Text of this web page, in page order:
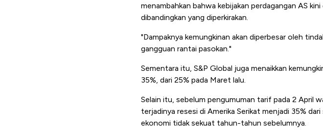
menambahkan bahwa kebijakan perdagangan AS
dibandingkan yang diperkirakan.
"Dampaknya kemungkinan akan diperbesar oleh
gangguan rantai pasokan."
Sementara itu, S&P Global juga menaikkan
35%, dari 25% pada Maret lalu.
Selain itu, sebelum pengumuman tarif pada 2 April
terjadinya resesi di Amerika Serikat menjadi 35%
ekonomi tidak sekuat tahun-tahun sebelumnya.